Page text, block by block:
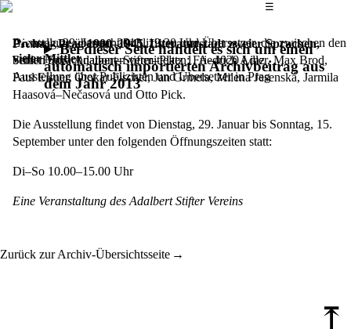
Das
☰
Bei dieser Seite handelt es sich um einen
automatisch importierten Archivbeitrag aus
dem Jahr 2013
Praha – Prag 1900–1945. Literaturstadt zweier Sprachen,
vieler Mittler
Ausstellung über Publizisten und Übersetzer in Prag
Ausstellung über acht Publizisten und Übersetzer, die zwischen den
beiden Sprachnationen vermittelten: Friedrich Adler, Max Brod,
Paul Eisner, Otokar Fischer, Jan Grmela, Milena Jesenská, Jarmila
Haasová–Nečasová und Otto Pick.
Die Ausstellung findet von Dienstag, 29. Januar bis Sonntag, 15.
September unter den folgenden Öffnungszeiten statt:
Di–So 10.00–15.00 Uhr
Eine Veranstaltung des Adalbert Stifter Vereins
Dienstag, 29. Januar 2013,19.30 Uhr
StifterHaus, Adalbert–Stifter–Platz 1, A–4020 Linz
Zurück zur Archiv-Übersichtsseite
⤒